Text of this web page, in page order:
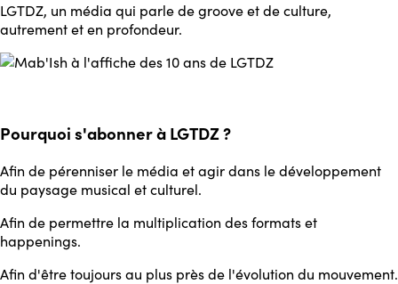
LGTDZ, un média qui parle de groove et de culture,
autrement et en profondeur.
Pourquoi s'abonner à LGTDZ ?
Afin de pérenniser le média et agir dans le développement
du paysage musical et culturel.
Afin de permettre la multiplication des formats et
happenings.
Afin d'être toujours au plus près de l'évolution du mouvement.